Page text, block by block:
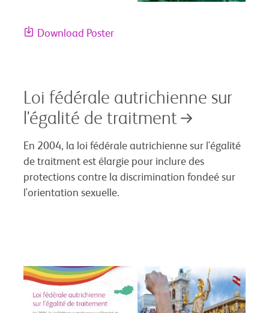
Download Poster
Loi fédérale autrichienne sur
l'égalité de traitment
En 2004, la loi fédérale autrichienne sur l'égalité
de traitment est élargie pour inclure des
protections contre la discrimination fondeé sur
l'orientation sexuelle.